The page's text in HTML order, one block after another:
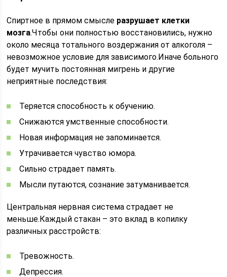
Спиртное в прямом смысле разрушает клетки
мозга.Чтобы они полностью восстановились, нужно
около месяца тотального воздержания от алкоголя –
невозможное условие для зависимого.Иначе больного
будет мучить постоянная мигрень и другие
неприятные последствия:
Теряется способность к обучению.
Снижаются умственные способности.
Новая информация не запоминается.
Утрачивается чувство юмора.
Сильно страдает память.
Мысли путаются, сознание затуманивается.
Центральная нервная система страдает не
меньше.Каждый стакан – это вклад в копилку
различных расстройств:
Тревожность.
Депрессия.